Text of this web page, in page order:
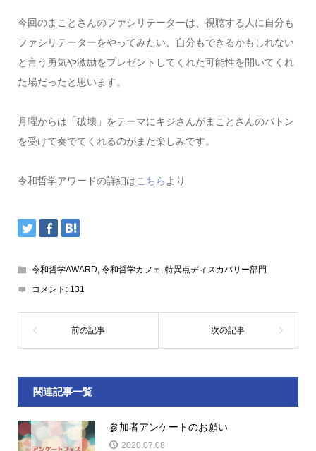
今回のまことさんのファシリテーターは、視聴する人に自分も
ファシリテーターをやってみたい、自分もできるかもしれない
と言う勇気や激励をプレゼントしてくれた可能性を開いてくれ
た場だったと思います。
月曜からは「破壊」をテーマにキジさんがまことさんのバトン
を受けて奏でてくれるのがまた楽しみです。
令和哲学アワードの詳細はこちら より
令和哲学AWARD 令和哲学カフェ 特異点ディスカバリー部門
コメント: 131
関連記事一覧
参加者アンケートのお願い
2020.07.08